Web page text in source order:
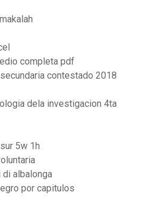
completa pdf
contestado 2018
dela investigacion 4ta
5w 1h
di albalonga
por capitulos